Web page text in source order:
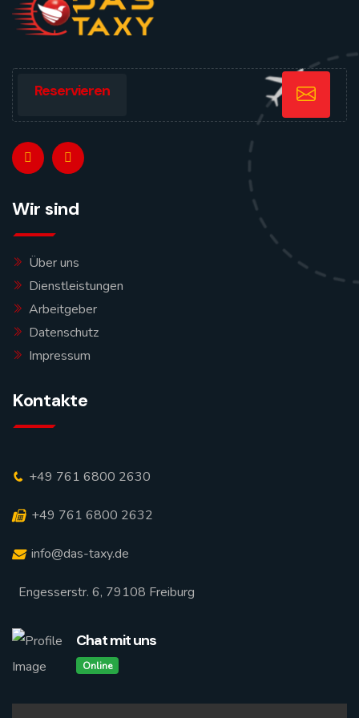
Reservieren
Wir sind
Über uns
Dienstleistungen
Arbeitgeber
Datenschutz
Impressum
Kontakte
+49 761 6800 2630
+49 761 6800 2632
info@das-taxy.de
Engesserstr. 6, 79108 Freiburg
Chat mit uns
Online